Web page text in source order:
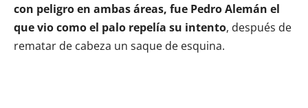
con peligro en ambas áreas, fue Pedro Alemán el
que vio como el palo repelía su intento, después de
rematar de cabeza un saque de esquina.